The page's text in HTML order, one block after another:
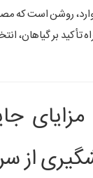
روشن است که
بر گیاهان،
از